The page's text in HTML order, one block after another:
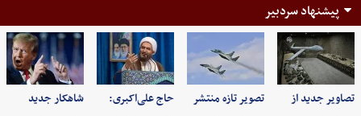
پیشنهاد سردبیر
تصاویر جدید از
تصویر تازه منتشر
حاج علی‌اکبری:
شاهکار جدید